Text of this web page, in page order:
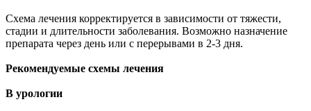
Схема лечения корректируется в зависимости от тяжести,
стадии и длительности заболевания. Возможно назначение
препарата через день или с перерывами в 2-3 дня.
Рекомендуемые схемы лечения
В урологии